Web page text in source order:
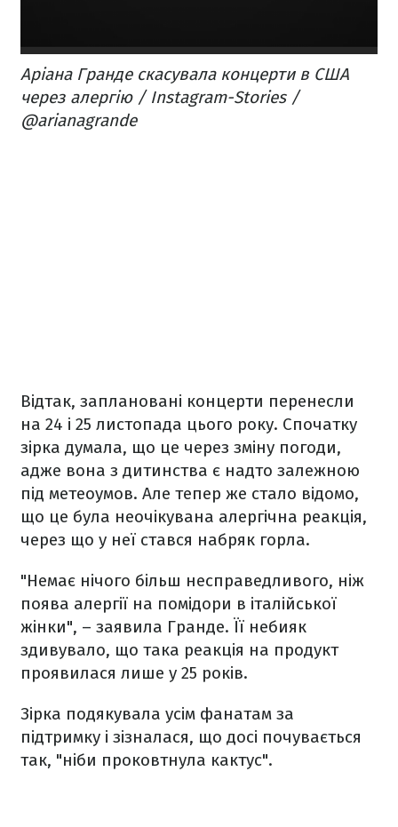
Аріана Гранде скасувала концерти в США
через алергію / Instagram-Stories /
@arianagrande
Відтак, заплановані концерти перенесли
на 24 і 25 листопада цього року. Спочатку
зірка думала, що це через зміну погоди,
адже вона з дитинства є надто залежною
під метеоумов. Але тепер же стало відомо,
що це була неочікувана алергічна реакція,
через що у неї стався набряк горла.
"Немає нічого більш несправедливого, ніж
поява алергії на помідори в італійської
жінки", – заявила Гранде. Її небияк
здивувало, що така реакція на продукт
проявилася лише у 25 років.
Зірка подякувала усім фанатам за
підтримку і зізналася, що досі почувається
так, "ніби проковтнула кактус".